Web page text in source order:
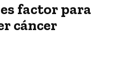
factor para
cáncer